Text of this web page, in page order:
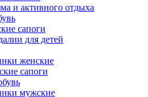
и активного отдыха
сапоги
для детей
женские
сапоги
мужские